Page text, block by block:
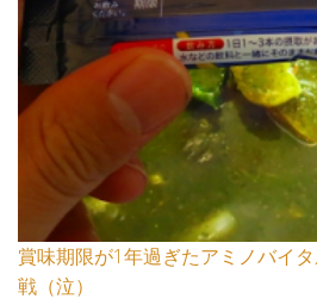
賞味期限が1年過ぎたアミノバイ
戦（泣）